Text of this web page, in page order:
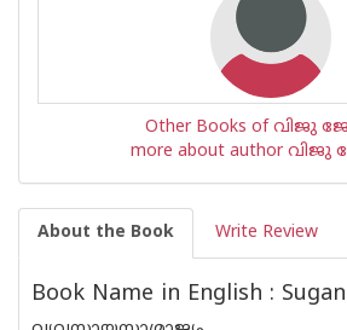
Other Books of വിജു
more about author
About the Book Write Review
Book Name in English :